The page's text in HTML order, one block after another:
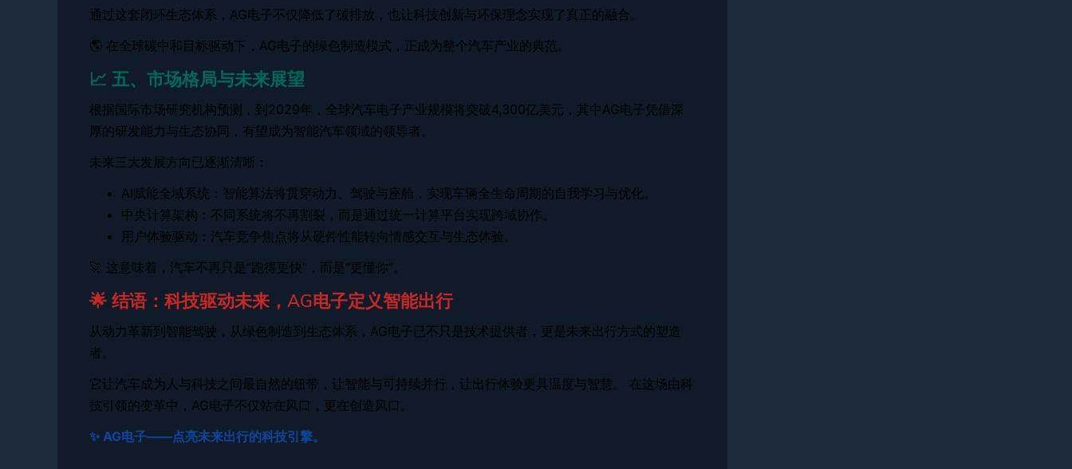
通过这套闭环生态体系，AG电子不仅降低了碳排放，也让科技创新与环保理念实现了真正的融合。
🌎 在全球碳中和目标驱动下，AG电子的绿色制造模式，正成为整个汽车产业的典范。
📈 五、市场格局与未来展望
根据国际市场研究机构预测，到2029年，全球汽车电子产业规模将突破4,300亿美元，其中AG电子凭借深
厚的研发能力与生态协同，有望成为智能汽车领域的领导者。
未来三大发展方向已逐渐清晰：
AI赋能全域系统：智能算法将贯穿动力、驾驶与座舱，实现车辆全生命周期的自我学习与优化。
中央计算架构：不同系统将不再割裂，而是通过统一计算平台实现跨域协作。
用户体验驱动：汽车竞争焦点将从硬件性能转向情感交互与生态体验。
🚀 这意味着，汽车不再只是“跑得更快”，而是“更懂你”。
🌟 结语：科技驱动未来，AG电子定义智能出行
从动力革新到智能驾驶，从绿色制造到生态体系，AG电子已不只是技术提供者，更是未来出行方式的塑造
者。
它让汽车成为人与科技之间最自然的纽带，让智能与可持续并行，让出行体验更具温度与智慧。 在这场由科
技引领的变革中，AG电子不仅站在风口，更在创造风口。
✨ AG电子——点亮未来出行的科技引擎。